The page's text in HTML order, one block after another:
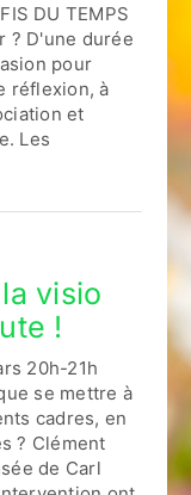
DU TEMPS
? D'une durée
pour
réflexion, à
et
Les
visio
!
20h-21h
se mettre à
cadres, en
? Clément
de Carl